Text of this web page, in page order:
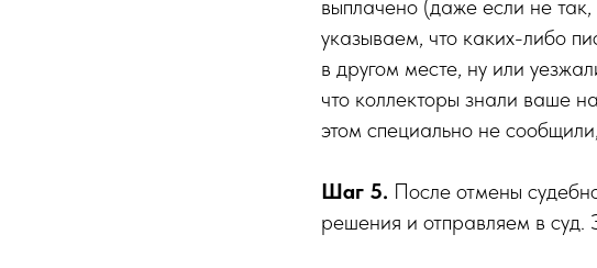
выплачено (даже если не
указываем, что каких-либо
в другом месте, ну или
что коллекторы знали ваше
этом специально не
Шаг 5. После отмены
решения и отправляем в суд.